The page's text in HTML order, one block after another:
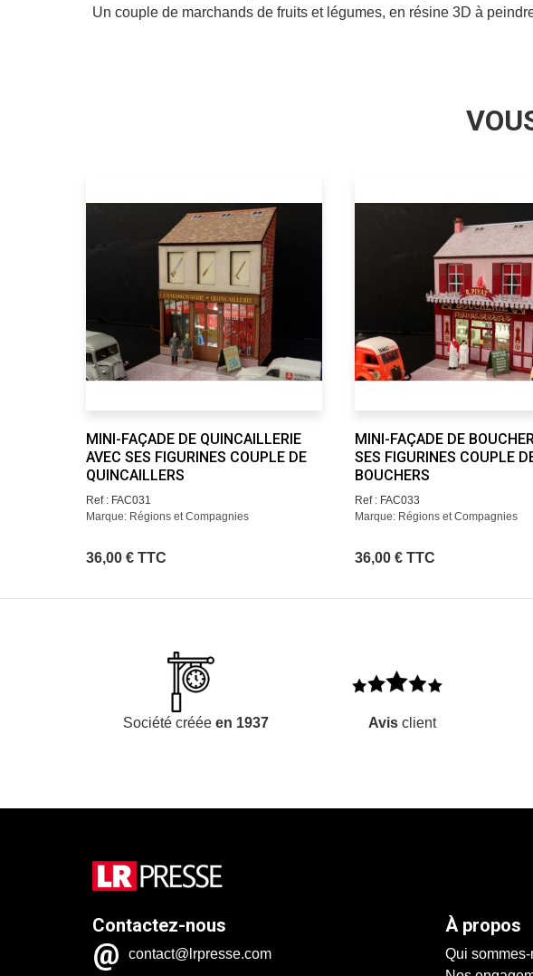
Un couple de marchands de fruits et légumes, en résine 3D à
MINI-FAÇADE DE QUINCAILLERIE
AVEC SES FIGURINES COUPLE DE
QUINCAILLERS
Ref : FAC031
Marque: Régions et Compagnies
36,00 € TTC
MINI-FAÇADE DE
SES FIGURINES COUPLE
BOUCHERS
Ref : FAC033
Marque: Régions et Compagnies
36,00 € TTC
Société créée en 1937 Avisclient
Contactez-nous
contact@lrpresse.com
À propos
Qui